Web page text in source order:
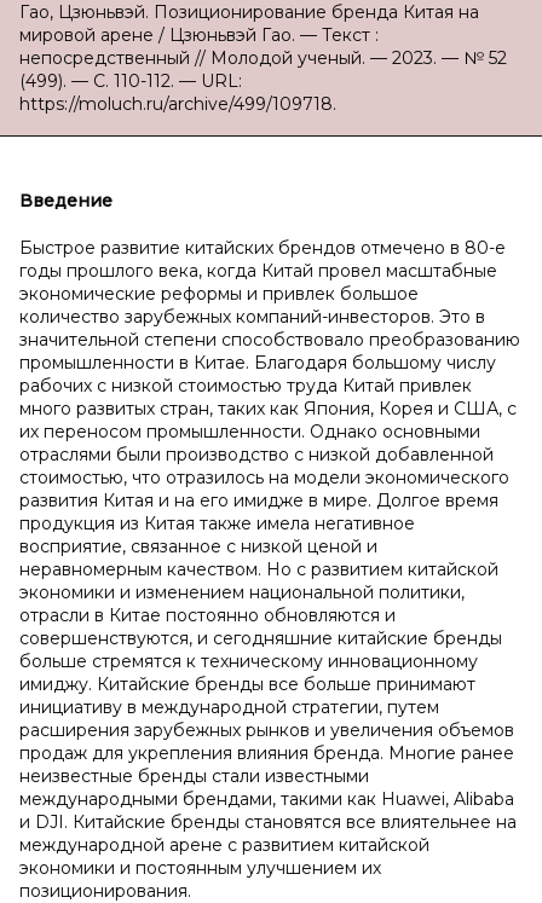
Гао, Цзюньвэй. Позиционирование бренда Китая на
мировой арене / Цзюньвэй Гао. — Текст :
непосредственный // Молодой ученый. — 2023. — № 52
(499). — С. 110-112. — URL:
https://moluch.ru/archive/499/109718.
Введение
Быстрое развитие китайских брендов отмечено в 80-е
годы прошлого века, когда Китай провел масштабные
экономические реформы и привлек большое
количество зарубежных компаний-инвесторов. Это в
значительной степени способствовало преобразованию
промышленности в Китае. Благодаря большому числу
рабочих с низкой стоимостью труда Китай привлек
много развитых стран, таких как Япония, Корея и США, с
их переносом промышленности. Однако основными
отраслями были производство с низкой добавленной
стоимостью, что отразилось на модели экономического
развития Китая и на его имидже в мире. Долгое время
продукция из Китая также имела негативное
восприятие, связанное с низкой ценой и
неравномерным качеством. Но с развитием китайской
экономики и изменением национальной политики,
отрасли в Китае постоянно обновляются и
совершенствуются, и сегодняшние китайские бренды
больше стремятся к техническому инновационному
имиджу. Китайские бренды все больше принимают
инициативу в международной стратегии, путем
расширения зарубежных рынков и увеличения объемов
продаж для укрепления влияния бренда. Многие ранее
неизвестные бренды стали известными
международными брендами, такими как Huawei, Alibaba
и DJI. Китайские бренды становятся все влиятельнее на
международной арене с развитием китайской
экономики и постоянным улучшением их
позиционирования.